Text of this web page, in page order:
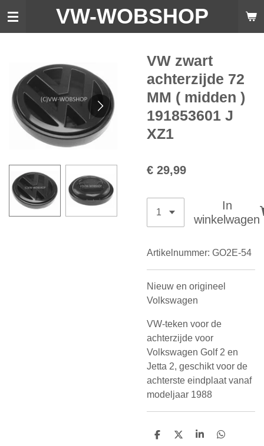
Ga
hoofdinhoud
VW-WOBSHOP
VW zwart
achterzijde 72
MM ( midden )
191853601 J
XZ1
€ 29,99
In
winkelwagen
Artikelnummer: GO2E-54
Nieuw en origineel
Volkswagen
VW-teken voor de
achterzijde voor
Volkswagen Golf 2 en
Jetta 2, geschikt voor de
achterste eindplaat vanaf
modeljaar 1988
D
D
S
D